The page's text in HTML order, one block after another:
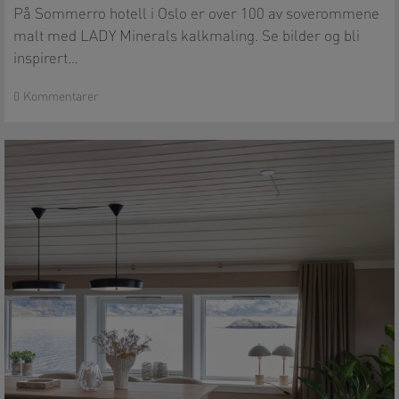
soverom
hjemme
På Sommerro hotell i Oslo er over 100 av soverommene
malt med LADY Minerals kalkmaling. Se bilder og bli
inspirert…
0 Kommentarer